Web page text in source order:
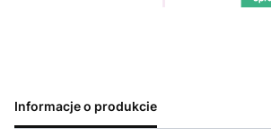
Informacje o produkcie